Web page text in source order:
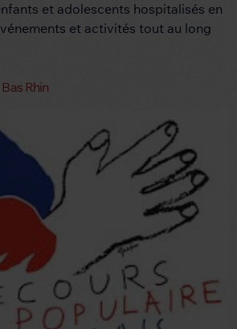
et adolescents hospitalisés en
et activités tout au long
Rhin